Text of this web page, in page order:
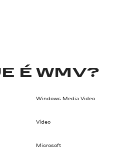
É WMV?
Windows Media Video
Vídeo
Microsoft